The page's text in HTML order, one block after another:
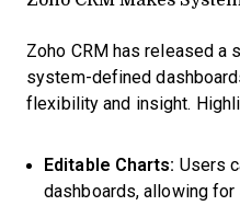
Zoho CRM has released a
system-defined
flexibility and insight.
Editable Charts: Users
dashboards, allowing